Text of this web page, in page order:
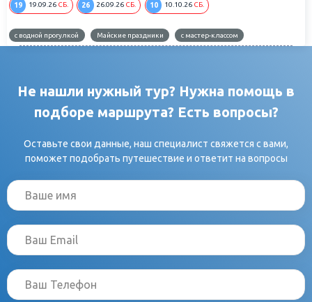
19 19.09.26 СБ. 26 26.09.26 СБ. 10 10.10.26 СБ.
с водной прогулкой Майские праздники с мастер-классом
Не нашли нужный тур? Нужна помощь в
подборе маршрута? Есть вопросы?
Оставьте свои данные, наш специалист свяжется с вами,
поможет подобрать путешествие и ответит на вопросы